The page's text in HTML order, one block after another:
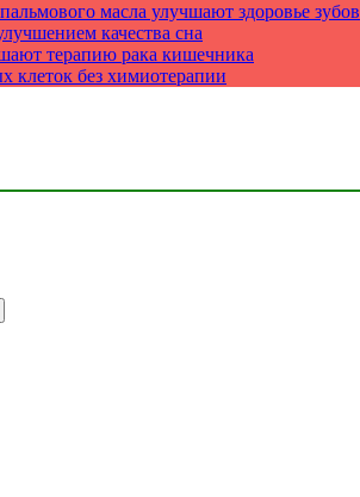
масла улучшают здоровье зубов
качества сна
терапию рака кишечника
клеток без химиотерапии